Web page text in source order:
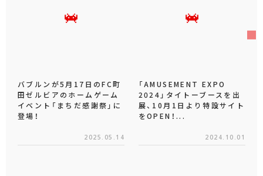
バブルンが5月17日のFC町
田ゼルビアのホームゲーム
イベント「まちだ感謝祭」に
登場！
2025.05.14
「AMUSEMENT EXPO
2024」タイトーブースを出
展、10月1日より特設サイト
をOPEN！...
2024.10.01